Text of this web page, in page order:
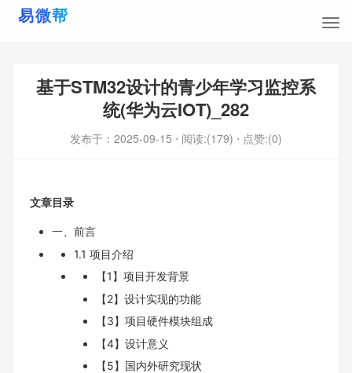
基于STM32设计的青少年学习监控系
统(华为云IOT)_282
发布于： 2025-09-15 ⋅ 阅读:(179) ⋅ 点赞:(0)
文章目录
一、前言
1.1 项目介绍
【1】项目开发背景
【2】设计实现的功能
【3】项目硬件模块组成
【4】设计意义
【5】国内外研究现状